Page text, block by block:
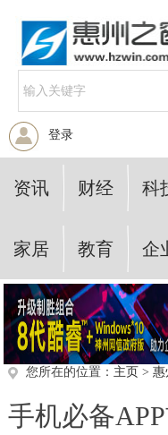
登录
资讯 财经 科
家居 教育 企
您所在的位置： 主页 > 惠
手机必备